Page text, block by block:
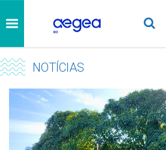
NOTÍCIAS